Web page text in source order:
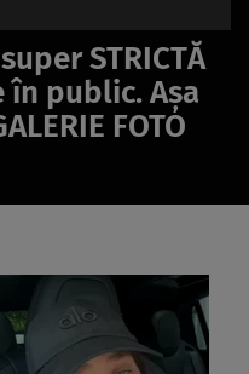
STRICTĂ
public. Așa
FOTO